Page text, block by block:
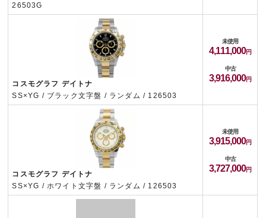
26503G
コスモグラフ デイトナ
SS×YG / ブラック文字盤 / ランダム / 126503
未使用
4,111,000
中古
3,916,000
コスモグラフ デイトナ
SS×YG / ホワイト文字盤 / ランダム / 126503
未使用
3,915,000
中古
3,727,000